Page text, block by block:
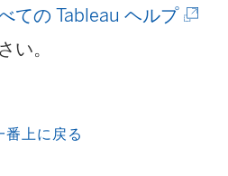
ク
が
ての Tableau ヘルプ(
い。
番上に戻る